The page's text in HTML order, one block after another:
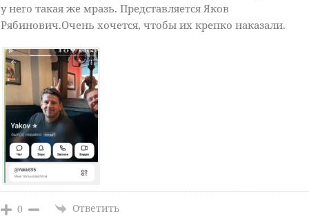
у него такая же мразь. Представляется Яков
Рябинович.Очень хочется, чтобы их крепко наказали.
0 Ответить